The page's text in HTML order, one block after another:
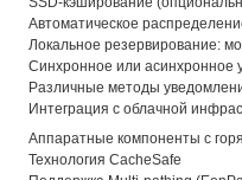
Автоматическое
Локальное резервирование:
Синхронное или асинхронное
Различные методы
Интеграция с облачной
Аппаратные компоненты с
Технология CacheSafe